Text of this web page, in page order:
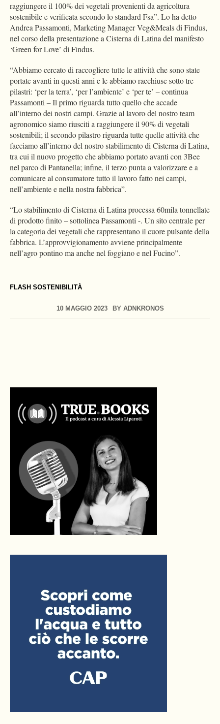
FLASH SOSTENIBILITÀ
10 MAGGIO 2023 BY ADNKRONOS
raggiungere il 100% dei vegetali provenienti da agricoltura
sostenibile e verificata secondo lo standard Fsa”. Lo ha detto
Andrea Passamonti, Marketing Manager Veg&Meals di Findus,
nel corso della presentazione a Cisterna di Latina del manifesto
‘Green for Love’ di Findus.
“Abbiamo cercato di raccogliere tutte le attività che sono state
portate avanti in questi anni e le abbiamo racchiuse sotto tre
pilastri: ‘per la terra’, ‘per l’ambiente’ e ‘per te’ – continua
Passamonti – Il primo riguarda tutto quello che accade
all’interno dei nostri campi. Grazie al lavoro del nostro team
agronomico siamo riusciti a raggiungere il 90% di vegetali
sostenibili; il secondo pilastro riguarda tutte quelle attività che
facciamo all’interno del nostro stabilimento di Cisterna di Latina,
tra cui il nuovo progetto che abbiamo portato avanti con 3Bee
nel parco di Pantanella; infine, il terzo punta a valorizzare e a
comunicare al consumatore tutto il lavoro fatto nei campi,
nell’ambiente e nella nostra fabbrica”.
“Lo stabilimento di Cisterna di Latina processa 60mila tonnellate
di prodotto finito – sottolinea Passamonti -. Un sito centrale per
la categoria dei vegetali che rappresentano il cuore pulsante della
fabbrica. L’approvvigionamento avviene principalmente
nell’agro pontino ma anche nel foggiano e nel Fucino”.